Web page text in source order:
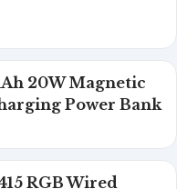
20W Magnetic
Power Bank
RGB Wired